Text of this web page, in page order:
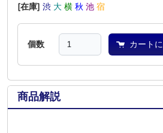
[在庫] 渋 大 横 秋 池 宿
個数 カート
商品解説